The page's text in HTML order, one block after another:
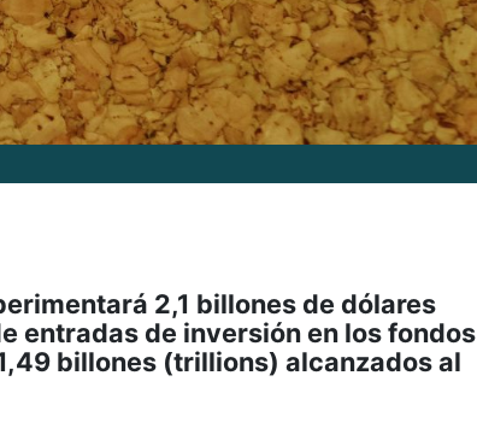
2,1 billones de dólares
entradas de inversión en los fondos
billones (trillions) alcanzados al